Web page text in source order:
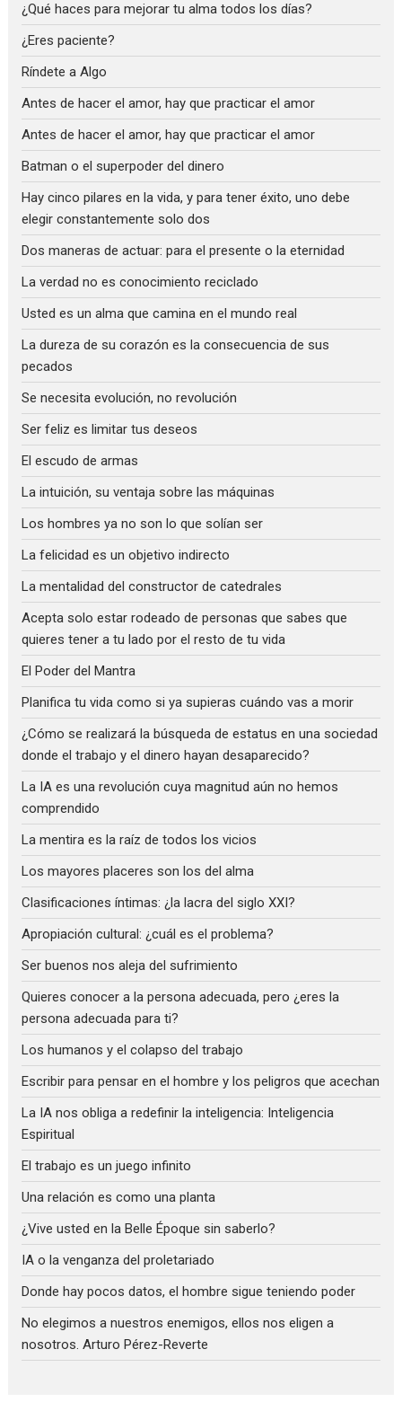
¿Qué haces para mejorar tu alma todos los días?
¿Eres paciente?
Ríndete a Algo
Antes de hacer el amor, hay que practicar el amor
Antes de hacer el amor, hay que practicar el amor
Batman o el superpoder del dinero
Hay cinco pilares en la vida, y para tener éxito, uno debe
elegir constantemente solo dos
Dos maneras de actuar: para el presente o la eternidad
La verdad no es conocimiento reciclado
Usted es un alma que camina en el mundo real
La dureza de su corazón es la consecuencia de sus
pecados
Se necesita evolución, no revolución
Ser feliz es limitar tus deseos
El escudo de armas
La intuición, su ventaja sobre las máquinas
Los hombres ya no son lo que solían ser
La felicidad es un objetivo indirecto
La mentalidad del constructor de catedrales
Acepta solo estar rodeado de personas que sabes que
quieres tener a tu lado por el resto de tu vida
El Poder del Mantra
Planifica tu vida como si ya supieras cuándo vas a morir
¿Cómo se realizará la búsqueda de estatus en una sociedad
donde el trabajo y el dinero hayan desaparecido?
La IA es una revolución cuya magnitud aún no hemos
comprendido
La mentira es la raíz de todos los vicios
Los mayores placeres son los del alma
Clasificaciones íntimas: ¿la lacra del siglo XXI?
Apropiación cultural: ¿cuál es el problema?
Ser buenos nos aleja del sufrimiento
Quieres conocer a la persona adecuada, pero ¿eres la
persona adecuada para ti?
Los humanos y el colapso del trabajo
Escribir para pensar en el hombre y los peligros que acechan
La IA nos obliga a redefinir la inteligencia: Inteligencia
Espiritual
El trabajo es un juego infinito
Una relación es como una planta
¿Vive usted en la Belle Époque sin saberlo?
IA o la venganza del proletariado
Donde hay pocos datos, el hombre sigue teniendo poder
No elegimos a nuestros enemigos, ellos nos eligen a
nosotros. Arturo Pérez-Reverte